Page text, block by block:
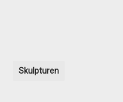
Skulpturen